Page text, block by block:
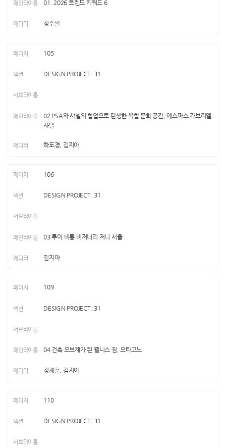
01. 2026 트렌드 키워드 6
정수환
105
DESIGN PROJECT. 31
02 PSA와 샤넬의 협업으로 탄생한 복합 문화 공간, 에스파스 가브리엘
샤넬
하도경, 김지아
106
DESIGN PROJECT. 31
03 루이 비통 비저너리 저니 서울
김지아
109
DESIGN PROJECT. 31
04 건축 오브제가 된 웰니스 짐, 오타고노
정재훈, 김지아
110
DESIGN PROJECT. 31